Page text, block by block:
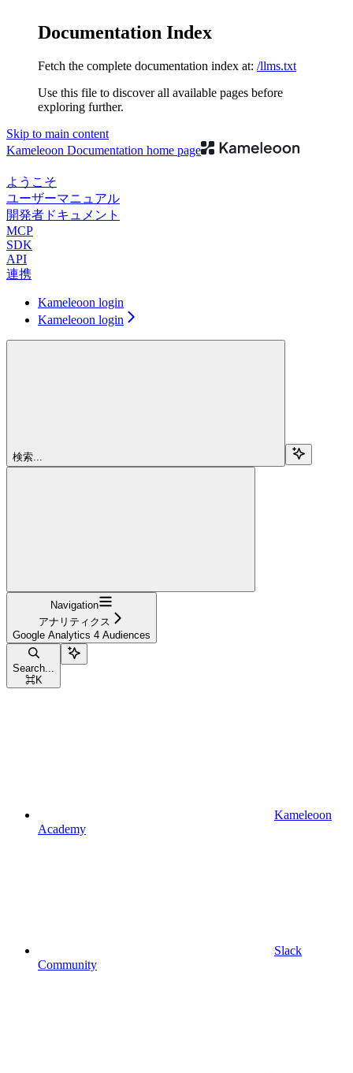
Documentation Index
Fetch the complete documentation index at: /llms.txt
Use this file to discover all available pages before
exploring further.
Skip to main content
Kameleoon Documentation home page
ようこそ
ユーザーマニュアル
開発者ドキュメント
MCP
SDK
API
連携
Kameleoon login
Kameleoon login
検索...
Navigation
アナリティクス
Google Analytics 4 Audiences
Search...
⌘K
Kameleoon
Academy
Slack
Community